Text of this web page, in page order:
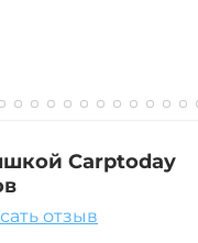
Carptoday
отзыв